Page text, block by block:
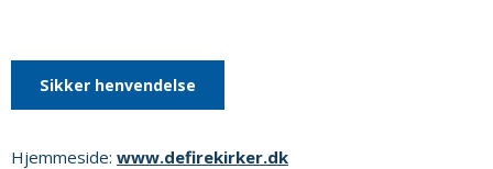
Sikker henvendelse
Hjemmeside: www.defirekirker.dk